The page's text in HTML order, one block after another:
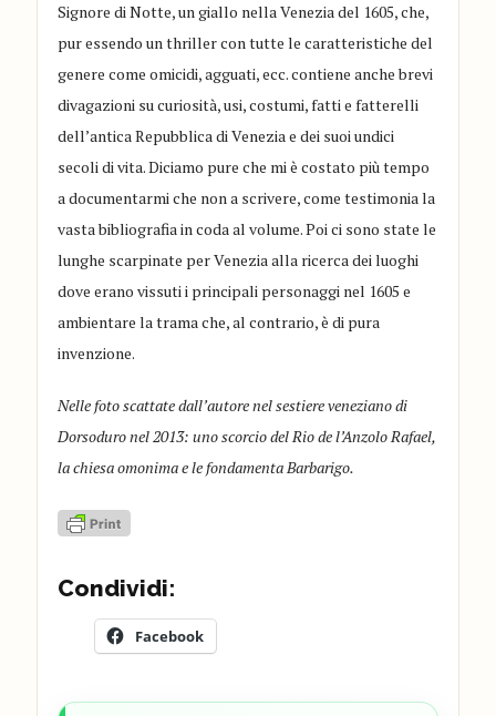
Signore di Notte, un giallo nella Venezia del 1605, che,
pur essendo un thriller con tutte le caratteristiche del
genere come omicidi, agguati, ecc. contiene anche brevi
divagazioni su curiosità, usi, costumi, fatti e fatterelli
dell’antica Repubblica di Venezia e dei suoi undici
secoli di vita. Diciamo pure che mi è costato più tempo
a documentarmi che non a scrivere, come testimonia la
vasta bibliografia in coda al volume. Poi ci sono state le
lunghe scarpinate per Venezia alla ricerca dei luoghi
dove erano vissuti i principali personaggi nel 1605 e
ambientare la trama che, al contrario, è di pura
invenzione.
Nelle foto scattate dall’autore nel sestiere veneziano di
Dorsoduro nel 2013: uno scorcio del Rio de l’Anzolo Rafael,
la chiesa omonima e le fondamenta Barbarigo.
Condividi:
Facebook